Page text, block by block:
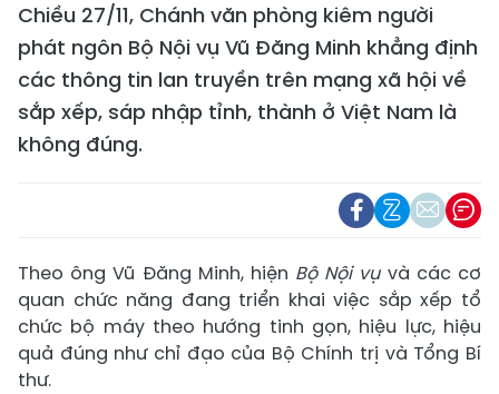
Chiều 27/11, Chánh văn phòng kiêm người
phát ngôn Bộ Nội vụ Vũ Đăng Minh khẳng định
các thông tin lan truyền trên mạng xã hội về
sắp xếp, sáp nhập tỉnh, thành ở Việt Nam là
không đúng.
Theo ông Vũ Đăng Minh, hiện Bộ Nội vụvà các cơ
quan chức năng đang triển khai việc sắp xếp tổ
chức bộ máy theo hướng tinh gọn, hiệu lực, hiệu
quả đúng như chỉ đạo của Bộ Chính trị và Tổng Bí
thư.